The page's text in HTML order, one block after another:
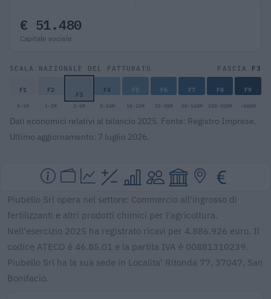
€ 51.480
Capitale sociale
SCALA NAZIONALE DEL FATTURATO FASCIA F3
F1 F2 F3 F4 F5 F6 F7 F8 F9
0-1M 1-2M 2-5M 5-10M 10-25M 25-50M 50-100M 100-500M >500M
Dati economici relativi al bilancio 2025. Fonte: Registro Imprese.
Ultimo aggiornamento: 7 luglio 2026.
Piubello Srl opera nel settore: Commercio all'ingrosso di
fertilizzanti e altri prodotti chimici per l'agricoltura.
Nell'esercizio 2025 ha registrato ricavi per 4.886.926 euro. Il
codice ATECO è 46.85.01 e la partita IVA è 00881310239.
Piubello Srl ha la sua sede in Localita' Ritonda 77, 37047, San
Bonifacio.